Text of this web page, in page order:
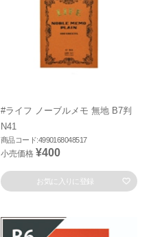
#ライフ ノーブルメモ 無地 B7判
N41
商品コード:4990168048517
小売価格 ¥400
お気に入りに登録